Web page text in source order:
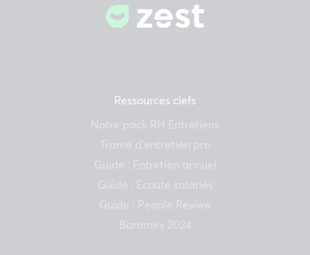
Ressources clefs
Notre pack RH Entretiens
Trame d’entretien pro
Guide : Entretien annuel
Guide : Ecoute salariés
Guide : People Review
Baromex 2024